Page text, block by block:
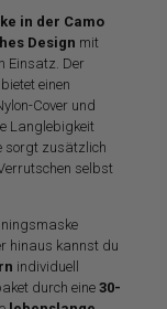
in der Camo
Design mit
Einsatz. Der
einen
Cover und
Langlebigkeit
sorgt zusätzlich
selbst
hinaus kannst du
individuell
durch eine30-